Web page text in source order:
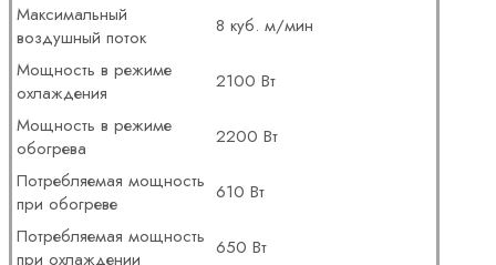
Максимальный
воздушный поток
8 куб. м/мин
Мощность в режиме
охлаждения
2100 Вт
Мощность в режиме
обогрева
2200 Вт
Потребляемая мощность
при обогреве
610 Вт
Потребляемая мощность
при охлаждении
650 Вт